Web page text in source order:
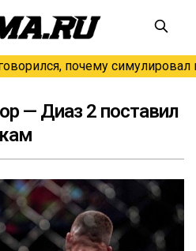
почему симулировал
— Диаз 2 поставил